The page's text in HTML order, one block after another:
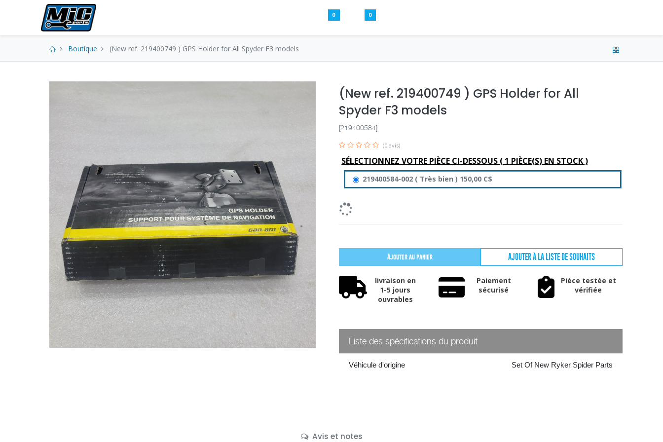
0 0
Boutique (New ref. 219400749 ) GPS Holder for All Spyder F3 models
(New ref. 219400749 ) GPS Holder for All
Spyder F3 models
[219400584]
(0 avis)
SÉLECTIONNEZ VOTRE PIÈCE CI-DESSOUS ( 1 PIÈCE(S) EN STOCK )
219400584-002 ( Très bien ) 150,00 C$
Ajouter au panier AJOUTER À LA LISTE DE SOUHAITS
livraison en
1-5 jours
ouvrables
Paiement
sécurisé
Pièce testée et
vérifiée
Liste des spécifications du produit
Véhicule d'origine Set Of New Ryker Spider Parts
Avis et notes